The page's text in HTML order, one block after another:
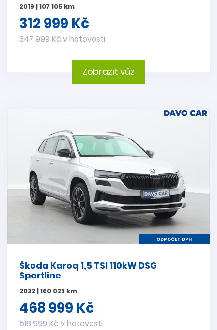
2019 | 107 105 km
312 999 Kč
347 999 Kč v hotovosti
Zobrazit vůz
ODPOČET DPH
Škoda Karoq 1,5 TSI 110kW DSG
Sportline
2022 | 160 023 km
468 999 Kč
518 999 Kč v hotovosti